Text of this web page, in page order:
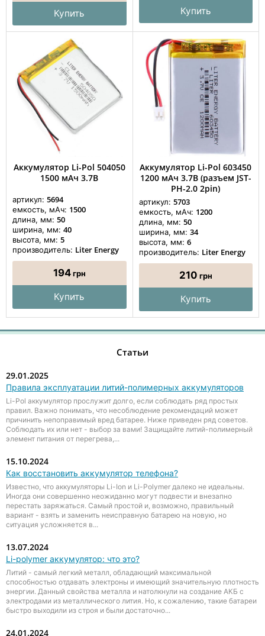
Купить Купить
Аккумулятор Li-Pol 504050
1500 мАч 3.7В
артикул: 5694
емкость, мАч: 1500
длина, мм: 50
ширина, мм: 40
высота, мм: 5
производитель: Liter Energy
194грн
Купить
Аккумулятор Li-Pol 603450
1200 мАч 3.7В (разъем JST-
PH-2.0 2pin)
артикул: 5703
емкость, мАч: 1200
длина, мм: 50
ширина, мм: 34
высота, мм: 6
производитель: Liter Energy
210 грн
Купить
Статьи
29.01.2025
Правила эксплуатации литий-полимерных аккумуляторов
Li-Pol аккумулятор прослужит долго, если соблюдать ряд простых
правил. Важно понимать, что несоблюдение рекомендаций может
причинить непоправимый вред батарее. Ниже приведен ряд советов.
Соблюдать их или нет - выбор за вами! Защищайте литий-полимерный
элемент питания от перегрева,...
15.10.2024
Как восстановить аккумулятор телефона?
Известно, что аккумуляторы Li-Ion и Li-Polymer далеко не идеальны.
Иногда они совершенно неожиданно могут подвести и внезапно
перестать заряжаться. Самый простой и, возможно, правильный
вариант - взять и заменить неисправную батарею на новую, но
ситуация усложняется в...
13.07.2024
Li-polymer аккумулятор: что это?
Литий - самый легкий металл, обладающий максимальной
способностью отдавать электроны и имеющий значительную плотность
энергии. Данный свойства металла и натолкнули на создание АКБ с
электродами из металлического лития. Но, к сожалению, такие батареи
быстро выходили из строя и были достаточно...
24.01.2024